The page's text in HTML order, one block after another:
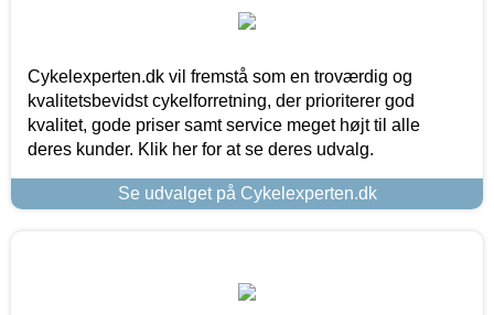
Cykelexperten.dk vil fremstå som en troværdig og
kvalitetsbevidst cykelforretning, der prioriterer god
kvalitet, gode priser samt service meget højt til alle
deres kunder. Klik her for at se deres udvalg.
Se udvalget på Cykelexperten.dk